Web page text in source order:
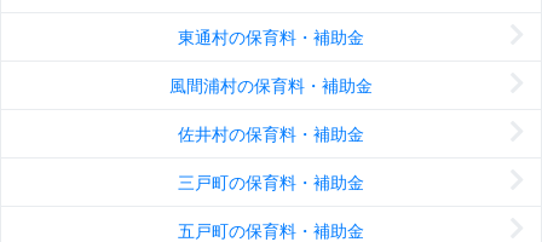
東通村の保育料・補助金
風間浦村の保育料・補助金
佐井村の保育料・補助金
三戸町の保育料・補助金
五戸町の保育料・補助金